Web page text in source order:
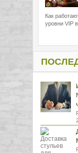
Как
уровни VIP